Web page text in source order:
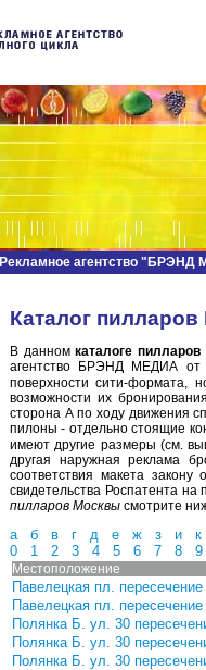
Рекламное агентство "БРЭНД
Каталог
В данномкаталоге
агентство БРЭНД МЕДИА от
поверхности сити-формата,
возможности их
сторона А по ходу движения
пилоны - отдельно стоящие
имеют другие размеры (см.
другая наружная реклама
соответствия макета
свидетельства Роспатента
пилларов Москвы смотрите
а б в г д е ж з и к
0
1 2 3 4 5 6 7 8 9
Местоположение
Павелецкая пл.
Павелецкая пл.
Полянка Б. ул. 30
Полянка Б. ул. 30
Полянка Б. ул. 30